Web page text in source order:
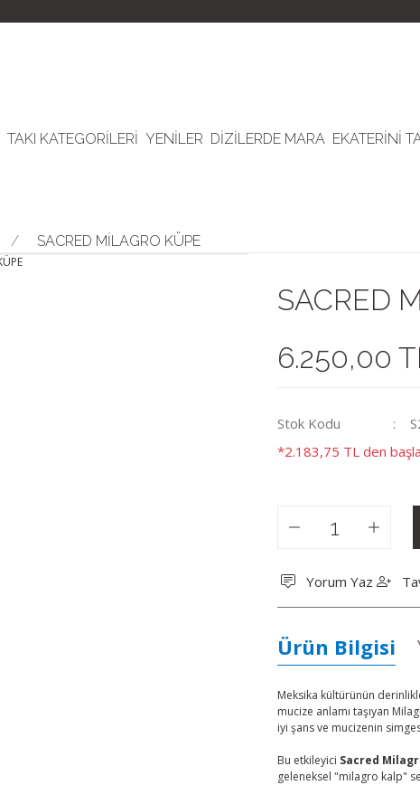
TAKI KATEGORİLERİ YENİLER DİZİLERDE MARA EKATERİNİ
SACRED MİLAGRO KÜPE
SACRED
6.250,00
Stok Kodu
*2.183,75 TL den
Yorum Yaz
Ürün Bilgisi
Meksika kültürünün
mucize anlamı taşıyan
iyi şans ve mucizenin
Bu etkileyici Sacred
geleneksel "milagro kalp"